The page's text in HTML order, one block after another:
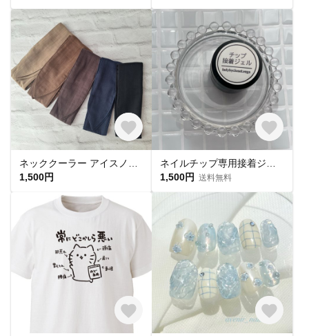
1,500円
1,500円 送料無料